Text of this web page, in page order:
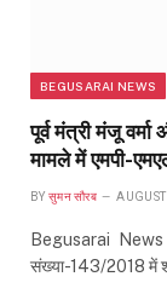
BEGUSARAI NEWS
पूर्व मंत्री मंजू
मामले में एमपी-
BY सुमन सौरब
Begusarai News :
संख्या-143/2018 में